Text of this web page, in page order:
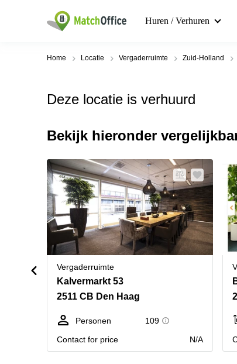
Huren / Verhuren
Home Locatie Vergaderruimte Zuid-Holland
Deze locatie is verhuurd
Bekijk hieronder
Vergaderruimte
Kalvermarkt 53
2511 CB Den Haag
Personen
109
Contact for price
N/A